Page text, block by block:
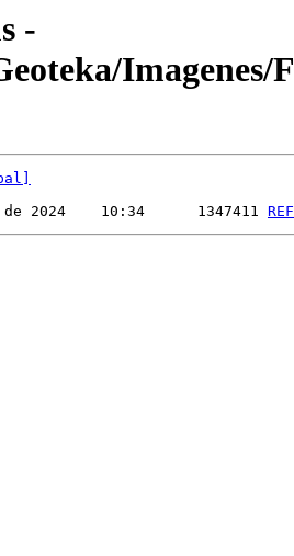
-
Imagenes/
2024    10:34      1347411